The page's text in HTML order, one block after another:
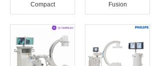
Compact
Fusion